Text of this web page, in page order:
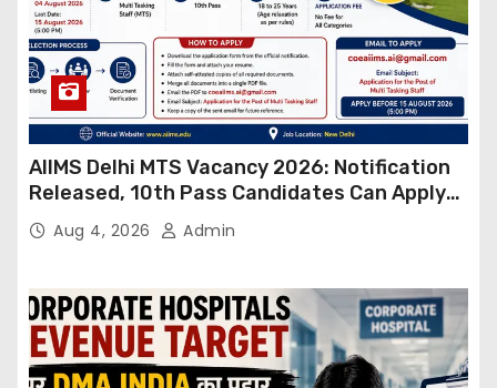
AIIMS Delhi MTS Vacancy 2026: Notification
Released, 10th Pass Candidates Can Apply
Through Email
Aug 4, 2026 Admin